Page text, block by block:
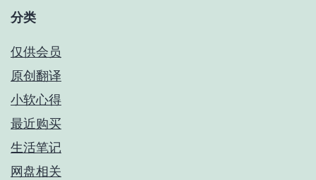
分类
仅供会员
原创翻译
小软心得
最近购买
生活笔记
网盘相关